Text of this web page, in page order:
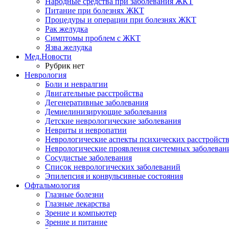
Питание при болезнях ЖКТ
Процедуры и операции при болезнях ЖКТ
Рак желудка
Симптомы проблем с ЖКТ
Язва желудка
Мед.Новости
Рубрик нет
Неврология
Боли и невралгии
Двигательные расстройства
Дегенеративные заболевания
Демиелинизирующие заболевания
Детские неврологические заболевания
Невриты и невропатии
Неврологические аспекты психических расстройств
Неврологические проявления системных
Сосудистые заболевания
Список неврологических заболеваний
Эпилепсия и конвульсивные состояния
Офтальмология
Глазные болезни
Глазные лекарства
Зрение и компьютер
Зрение и питание